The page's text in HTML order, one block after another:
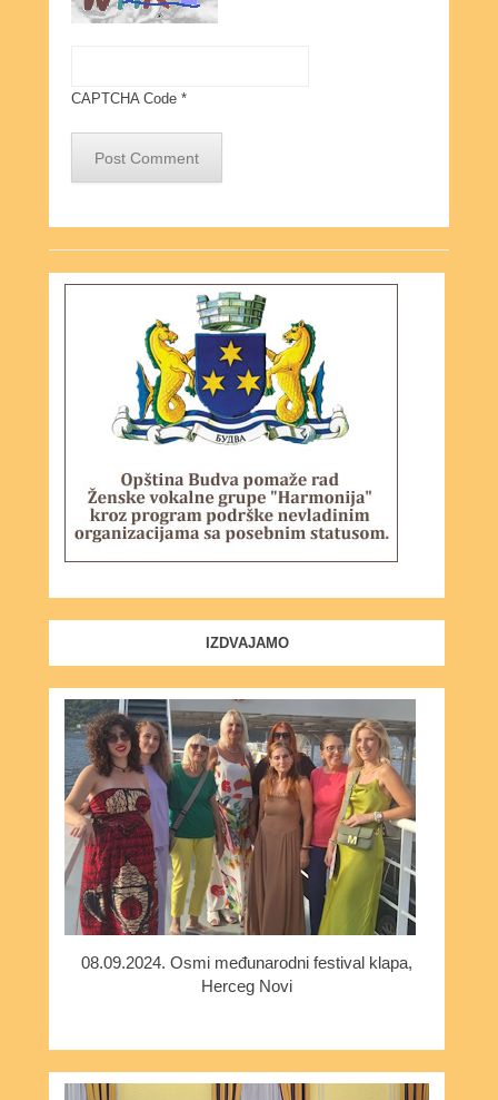
CAPTCHA Code *
IZDVAJAMO
08.09.2024. Osmi međunarodni festival klapa,
Herceg Novi